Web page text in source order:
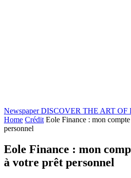
Newspaper DISCOVER THE ART OF
Home Crédit Eole Finance : mon
personnel
Eole Finance : mon
à votre prêt personnel